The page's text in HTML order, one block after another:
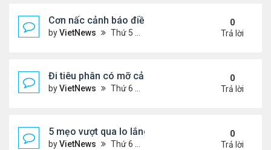
Cơn nấc cảnh báo điều gì về sức khỏe?
byVietNews Thứ 5 Tháng 8 04, 2022 3:12 pm
0
Trả lời
Đi tiêu phân có mỡ cảnh báo nguy cơ bệnh tật
byVietNews Thứ 6 Tháng 7 29, 2022 5:15 pm
0
Trả lời
5 mẹo vượt qua lo lắng trong thời kỳ lạm phát
byVietNews Thứ 6 Tháng 7 29, 2022 5:12 pm
0
Trả lời